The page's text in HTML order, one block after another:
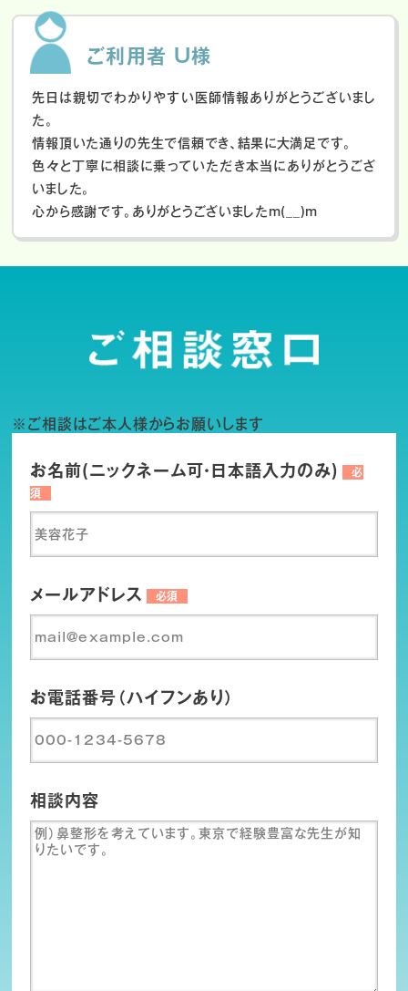
ご利用者 U様
先日は親切でわかりやすい医師情報ありがとうございまし
た。
情報頂いた通りの先生で信頼でき、結果に大満足です。
色々と丁寧に相談に乗っていただき本当にありがとうござ
いました。
心から感謝です。ありがとうございましたm(__)m
※ご相談はご本人様からお願いします
お名前(ニックネーム可・日本語入力のみ)
必
須
メールアドレス 必須
お電話番号（ハイフンあり）
相談内容